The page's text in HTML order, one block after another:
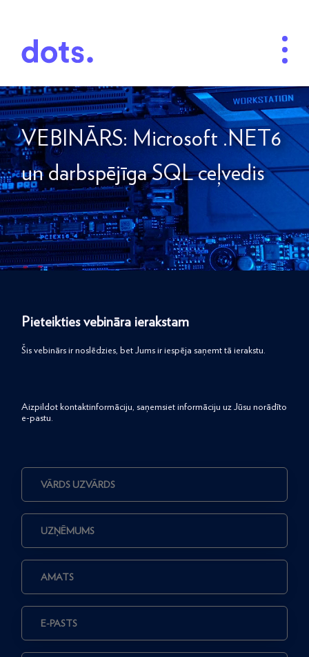
VEBINĀRS: Microsoft .NET6
un darbspējīga SQL ceļvedis
Pieteikties vebināra ierakstam
Šis vebinārs ir noslēdzies, bet Jums ir iespēja saņemt tā ierakstu.
Aizpildot kontaktinformāciju, saņemsiet informāciju uz Jūsu norādīto
e-pastu.